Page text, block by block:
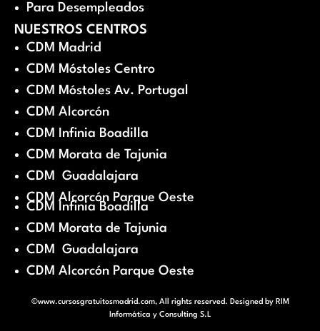
Para Desempleados
NUESTROS CENTROS
CDM Madrid
CDM Móstoles Centro
CDM Móstoles Av. Portugal
CDM Alcorcón
CDM Infinia Boadilla
CDM Morata de Tajunia
CDM Guadalajara
CDM Alcorcón Parque Oeste
CDM Infinia Boadilla
CDM Morata de Tajunia
CDM Guadalajara
CDM Alcorcón Parque Oeste
©www.cursosgratuitosmadrid.com, All rights reserved. Designed by RIM
Informática y Consulting S.L